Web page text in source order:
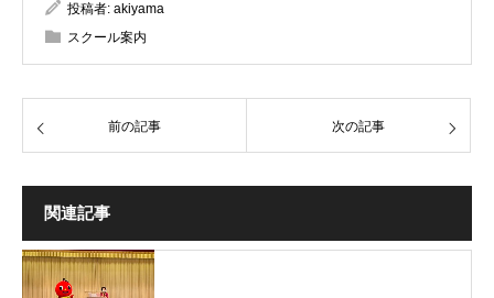
投稿者: akiyama
スクール案内
前の記事 次の記事
関連記事